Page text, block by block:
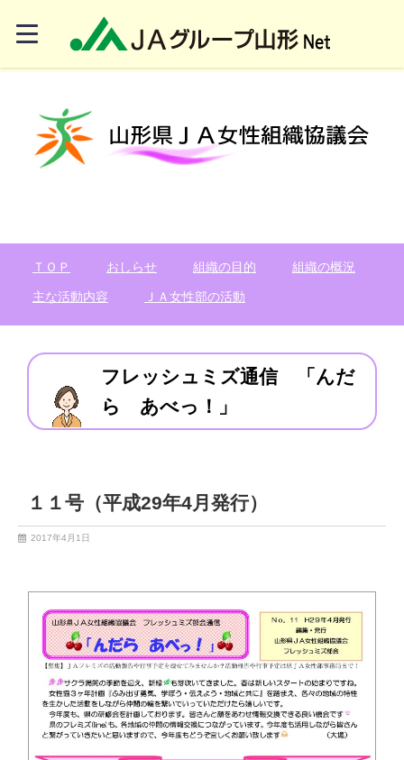
ＴＯＰ おしらせ 組織の目的 組織の概況
主な活動内容 ＪＡ女性部の活動
フレッシュミズ通信 「んだ
ら あべっ！」
１１号（平成29年4月発行）
2017年4月1日